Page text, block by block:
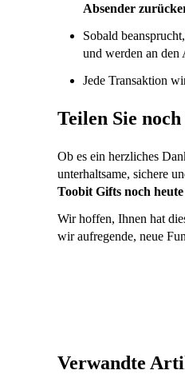
Absender
Sobald
und werden an den
Jede Transaktion
Teilen Sie
Ob es ein herzliches
unterhaltsame, sichere
Toobit Gifts noch
Wir hoffen, Ihnen hat
wir aufregende, neue
Verwandte